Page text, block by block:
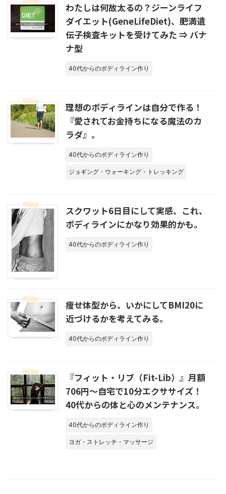
わたしは何故太るの？ジーンライフ
ダイエット(GeneLifeDiet)、肥満遺
伝子検査キットを受けてみた ⇒ バナ
ナ型
40代からのボディライン作り
理想のボディラインは自分で作る！
『愛されてお金持ちになる魔法のカ
ラダ』。
40代からのボディライン作り
ジョギング・ウォーキング・トレッキング
スクワット6日目にして実感、これ、
ボディラインにかなり効果的かも。
40代からのボディライン作り
痩せ体型から、いかにしてBMI20に
近づけるかを考えてみる。
40代からのボディライン作り
『フィット・リブ（Fit-Lib）』月額
706円～自宅で10分エクササイズ！
40代からの体と心のメンテナンス。
40代からのボディライン作り
ヨガ・ストレッチ・マッサージ